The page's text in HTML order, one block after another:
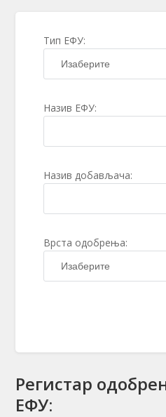
Тип ЕФУ:
Назив ЕФУ:
Назив добављача:
Врста одобрења:
Регистар
ЕФУ: